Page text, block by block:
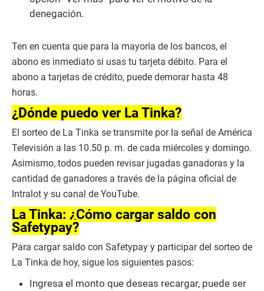
denegación.
Ten en cuenta que para la mayoría de los bancos, el
abono es inmediato si usas tu tarjeta débito. Para el
abono a tarjetas de crédito, puede demorar hasta 48
horas.
¿Dónde puedo ver La Tinka?
El sorteo de La Tinka se transmite por la señal de América
Televisión a las 10.50 p. m. de cada miércoles y domingo.
Asimismo, todos pueden revisar jugadas ganadoras y la
cantidad de ganadores a través de la página oficial de
Intralot y su canal de YouTube.
La Tinka: ¿Cómo cargar saldo con
Safetypay?
Para cargar saldo con Safetypay y participar del sorteo de
La Tinka de hoy, sigue los siguientes pasos:
Ingresa el monto que deseas recargar, puede ser